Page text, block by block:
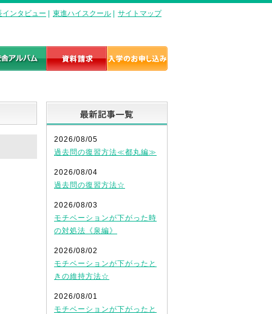
インタビュー 東進ハイスクール サイトマップ
2026/08/05
過去問の復習方法≪都丸編≫
2026/08/04
過去問の復習方法☆
2026/08/03
モチベーションが下がった時
の対処法《泉編》
2026/08/02
モチベーションが下がったと
きの維持方法☆
2026/08/01
モチベーションが下がったと